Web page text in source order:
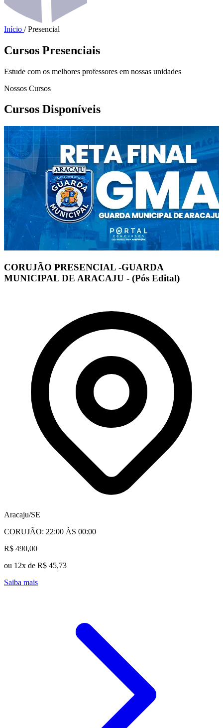
Início / Presencial
Cursos Presenciais
Estude com os melhores professores em nossas unidades
Nossos Cursos
Cursos Disponíveis
CORUJÃO PRESENCIAL -GUARDA
MUNICIPAL DE ARACAJU - (Pós Edital)
Aracaju/SE
CORUJÃO: 22:00 ÀS 00:00
R$ 490,00
ou 12x de R$ 45,73
Saiba mais